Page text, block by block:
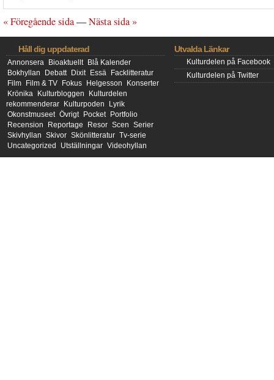
« Föregående sida—Nästa sida »
Håll dig uppdaterad
Annonsera Bioaktuellt
Blå Kalender
Bokhyllan
Debatt Dixit Essä
Facklitteratur
Film
Film & TV Fokus Helgesson
Konserter
Krönika
Kulturbloggen
Kulturdelen
rekommenderar
Kulturpoden
Lyrik
Okonstmuseet Övrigt Pocket
Portfolio
Recension
Reportage Resor Scen Serier
Skivhyllan Skivor Skönlitteratur Tv-serie
Uncategorized
Utställningar Videohyllan
Utvalda Länkar
Kulturdelen på Facebook
Kulturdelen på Twitter